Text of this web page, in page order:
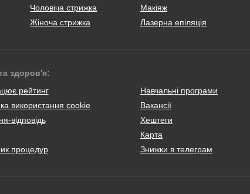
Чоловіча стрижка
Жіноча стрижка
Макіяж
Лазерна епіляція
здоров'я:
рейтинг
використання cookie
відповідь
процедур
Навчальні програми
Вакансії
Хештеги
Карта
Знижки в телеграм